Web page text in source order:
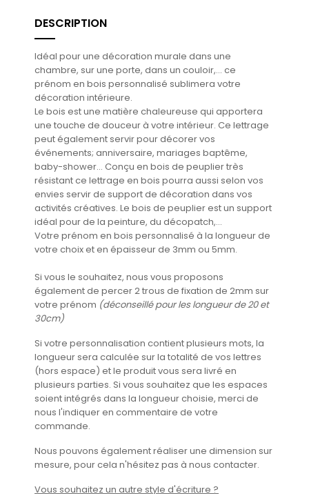
DESCRIPTION
Idéal pour une décoration murale dans une
chambre, sur une porte, dans un couloir,... ce
prénom en bois personnalisé sublimera votre
décoration intérieure.
Le bois est une matière chaleureuse qui apportera
une touche de douceur à votre intérieur. Ce lettrage
peut également servir pour décorer vos
événements; anniversaire, mariages baptême,
baby-shower... Conçu en bois de peuplier très
résistant ce lettrage en bois pourra aussi selon vos
envies servir de support de décoration dans vos
activités créatives. Le bois de peuplier est un support
idéal pour de la peinture, du décopatch,...
Votre prénom en bois personnalisé à la longueur de
votre choix et en épaisseur de 3mm ou 5mm.
Si vous le souhaitez, nous vous proposons
également de percer 2 trous de fixation de 2mm sur
votre prénom (déconseillé pour les longueur de 20 et
30cm)
Si votre personnalisation contient plusieurs mots, la
longueur sera calculée sur la totalité de vos lettres
(hors espace) et le produit vous sera livré en
plusieurs parties. Si vous souhaitez que les espaces
soient intégrés dans la longueur choisie, merci de
nous l'indiquer en commentaire de votre
commande.
Nous pouvons également réaliser une dimension sur
mesure, pour cela n'hésitez pas à nous contacter.
Vous souhaitez un autre style d'écriture ?